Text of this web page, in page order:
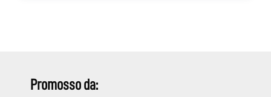
Promosso da: